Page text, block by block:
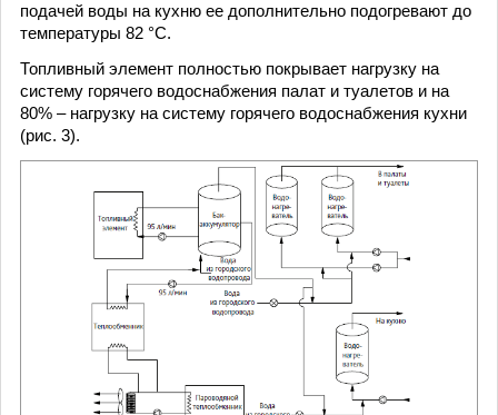
подачей воды на кухню ее дополнительно подогревают до
температуры 82 °C.
Топливный элемент полностью покрывает нагрузку на
систему горячего водоснабжения палат и туалетов и на
80% – нагрузку на систему горячего водоснабжения кухни
(рис. 3).